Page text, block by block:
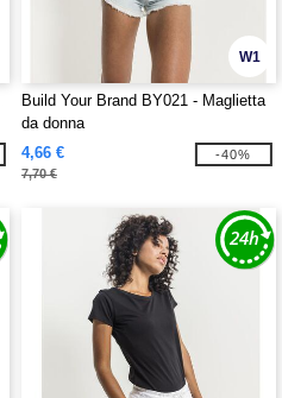
W1
Build Your Brand BY021 - Maglietta
da donna
4,66 €
7,70 €
-40%